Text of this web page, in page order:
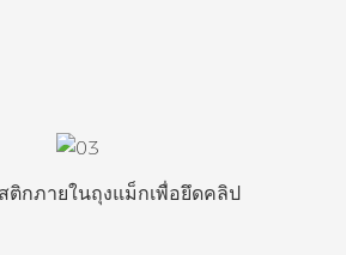
ติกภายในถุงแม็กเพื่อยึดคลิป